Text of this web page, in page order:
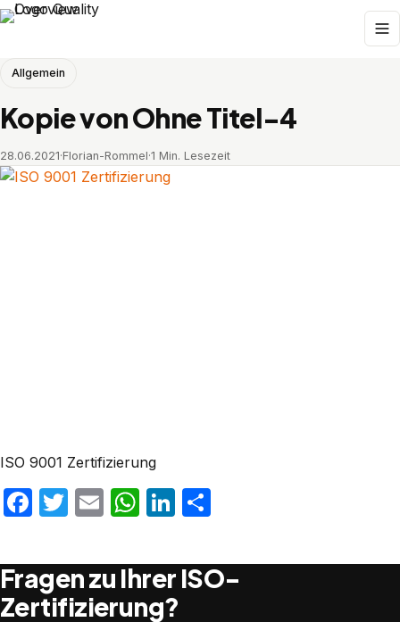
Allgemein
Kopie von Ohne Titel-4
28.06.2021·Florian-Rommel·1 Min. Lesezeit
ISO 9001 Zertifizierung
Facebook
Twitter
EmailWhatsApp
LinkedIn
Fragen zu Ihrer ISO-
Zertifizierung?